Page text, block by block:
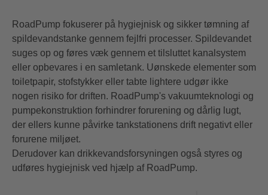
RoadPump fokuserer på hygiejnisk og sikker tømning af
spildevandstanke gennem fejlfri processer. Spildevandet
suges op og føres væk gennem et tilsluttet kanalsystem
eller opbevares i en samletank. Uønskede elementer som
toiletpapir, stofstykker eller tabte lightere udgør ikke
nogen risiko for driften. RoadPump's vakuumteknologi og
pumpekonstruktion forhindrer forurening og dårlig lugt,
der ellers kunne påvirke tankstationens drift negativt eller
forurene miljøet.
Derudover kan drikkevandsforsyningen også styres og
udføres hygiejnisk ved hjælp af RoadPump.